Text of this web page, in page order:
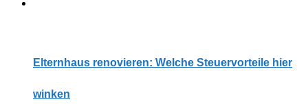
Elternhaus renovieren: Welche Steuervorteile hier
winken